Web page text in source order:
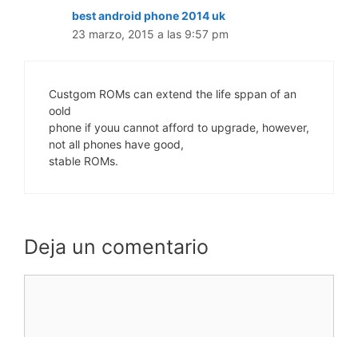
best android phone 2014 uk
23 marzo, 2015 a las 9:57 pm
Custgom ROMs can extend the life sppan of an
oold
phone if youu cannot afford to upgrade, however,
not all phones have good,
stable ROMs.
Deja un comentario